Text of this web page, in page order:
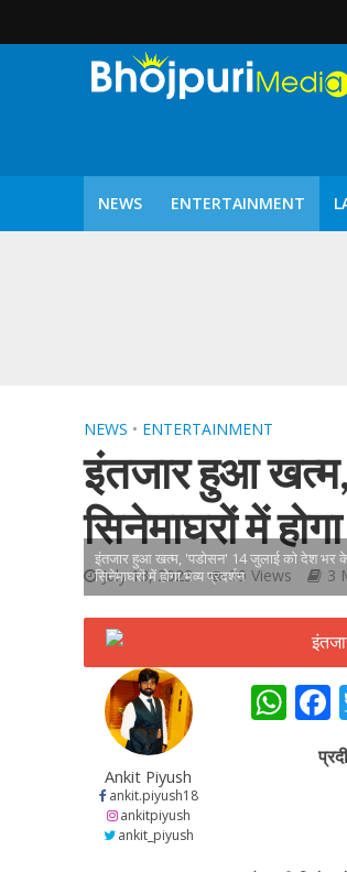
NEWS ENTERTAINMENT
NEWS • ENTERTAINMENT
इंतजार हुआ
सिनेमाघरों में
July 13, 2023 39 Views 3
इंतजार हुआ खत्म, 'पडोसन' 14 जुलाई को देश भर
सिनेमाघरों में होगा भव्य प्रदर्शन
Ankit Piyush
ankit.piyush18
ankitpiyush
ankit_piyush
W
at
ac